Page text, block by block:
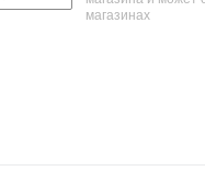
магазинах